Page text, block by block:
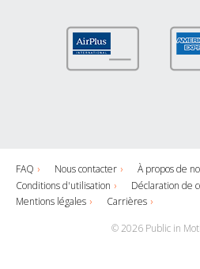
FAQ Nous contacter À propos de
Conditions d'utilisation
Déclaration de
Mentions légales
Carrières
© 2026 Public in